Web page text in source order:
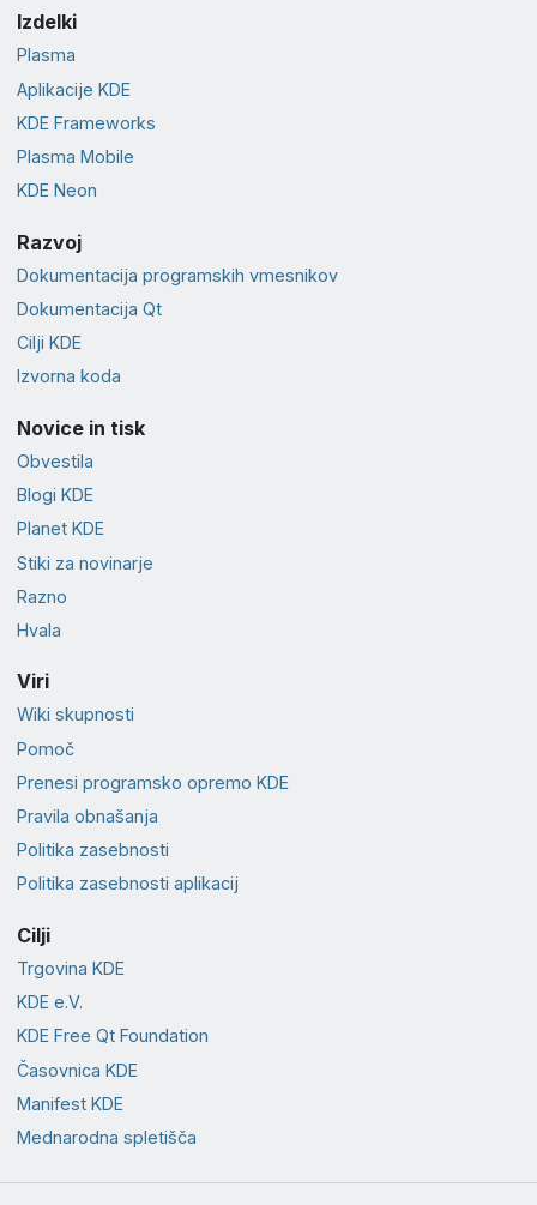
Izdelki
Plasma
Aplikacije KDE
KDE Frameworks
Plasma Mobile
KDE Neon
Razvoj
Dokumentacija programskih vmesnikov
Dokumentacija Qt
Cilji KDE
Izvorna koda
Novice in tisk
Obvestila
Blogi KDE
Planet KDE
Stiki za novinarje
Razno
Hvala
Viri
Wiki skupnosti
Pomoč
Prenesi programsko opremo KDE
Pravila obnašanja
Politika zasebnosti
Politika zasebnosti aplikacij
Cilji
Trgovina KDE
KDE e.V.
KDE Free Qt Foundation
Časovnica KDE
Manifest KDE
Mednarodna spletišča